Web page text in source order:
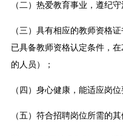
（二）热爱教育事业，遵纪
（三）具有相应的教师资格
已具备教师资格认定条件，
的人员）；
（四）身心健康，能适应岗位
（五）符合招聘岗位所需的其